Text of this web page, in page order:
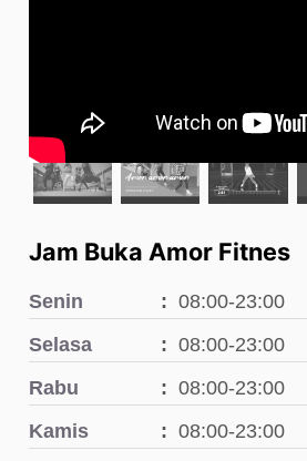
Jam Buka Amor Fitnes
Senin
08:00-23:00
Selasa
08:00-23:00
Rabu
08:00-23:00
Kamis
08:00-23:00